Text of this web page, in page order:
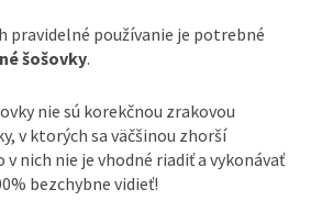
pravidelné používanie je potrebné
šošovky.
nie sú korekčnou zrakovou
v ktorých sa väčšinou zhorší
nich nie je vhodné riadiť a vykonávať
bezchybne vidieť!